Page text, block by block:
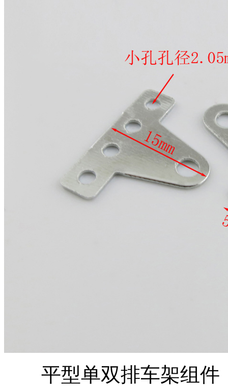
平型单双排车架组件